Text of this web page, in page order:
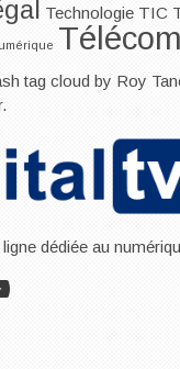
Technologie TIC
tag cloud by Roy
dédiée au